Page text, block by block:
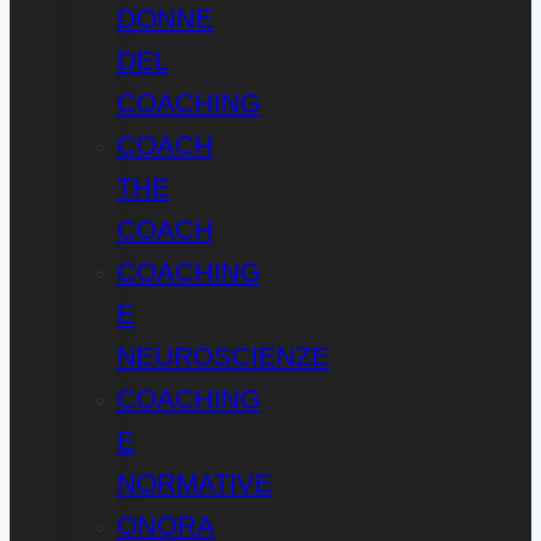
DONNE
DEL
COACHING
COACH
THE
COACH
COACHING
E
NEUROSCIENZE
COACHING
E
NORMATIVE
ONORA